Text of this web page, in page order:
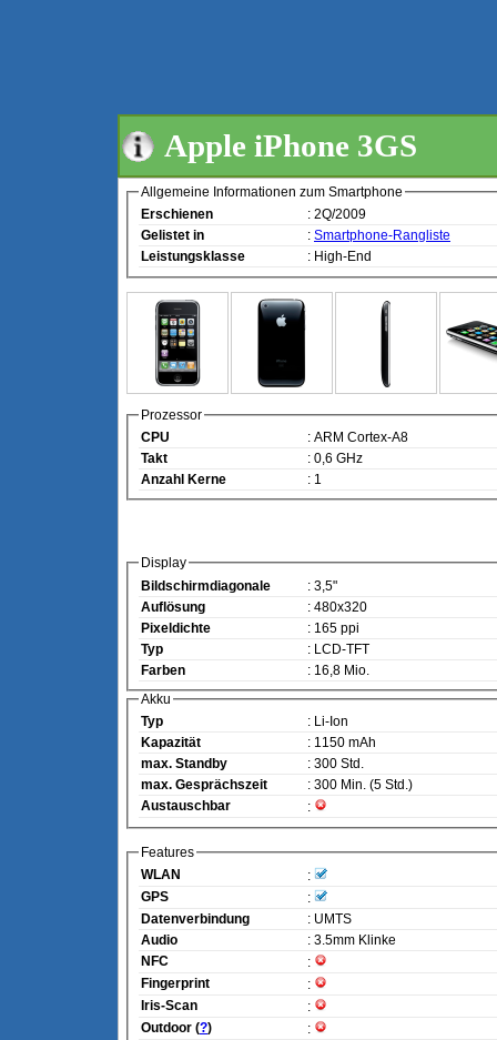
Apple iPhone 3GS
Allgemeine Informationen zum Smartphone
Erschienen
: 2Q/2009
Gelistet in
: Smartphone-Rangliste
Leistungsklasse
: High-End
Prozessor
CPU
: ARM Cortex-A8
Takt
: 0,6 GHz
Anzahl Kerne
: 1
Display
Bildschirmdiagonale
: 3,5"
Auflösung
: 480x320
Pixeldichte
: 165 ppi
Typ
: LCD-TFT
Farben
: 16,8 Mio.
Akku
Typ
: Li-Ion
Kapazität
: 1150 mAh
max. Standby
: 300 Std.
max. Gesprächszeit
: 300 Min. (5 Std.)
Austauschbar
:
Features
WLAN
:
GPS
:
Datenverbindung
: UMTS
Audio
: 3.5mm Klinke
NFC
:
Fingerprint
:
Iris-Scan
:
Outdoor (?)
: